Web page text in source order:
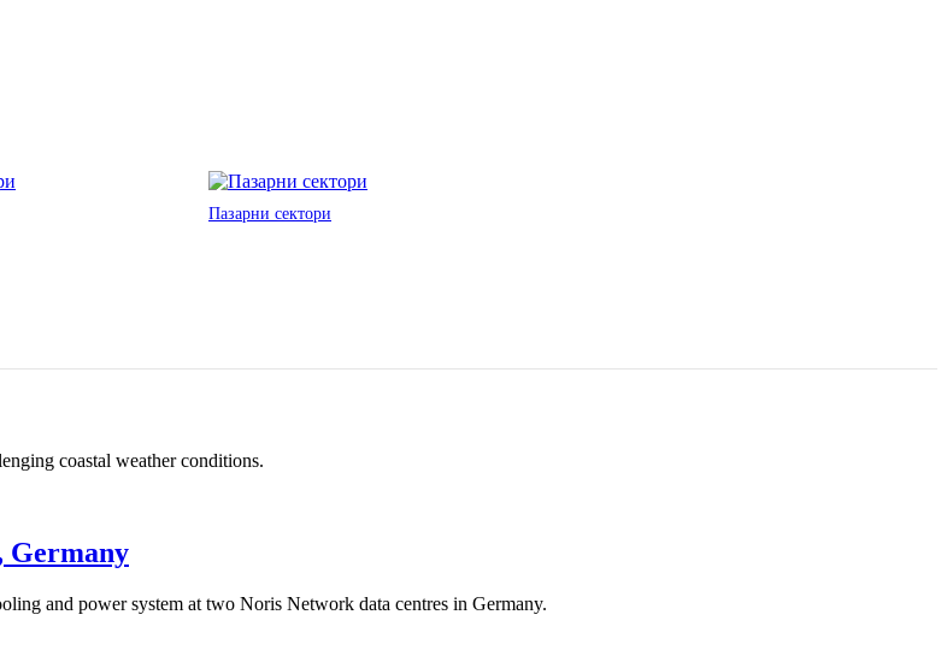
Пазарни сектори
coastal weather conditions.
Germany
and power system at two Noris Network data centres in Germany.